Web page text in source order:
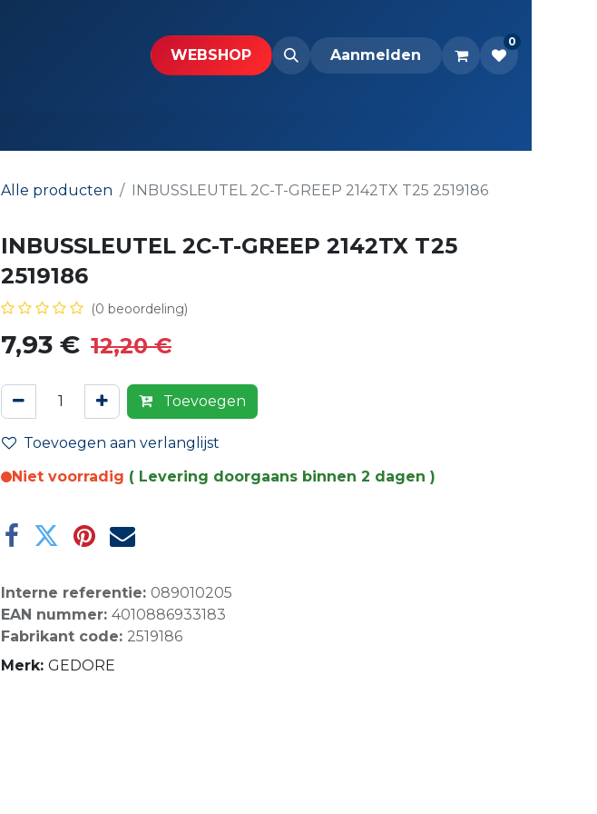
Contact Downloads
WEBS​H​​OP​​ Aanmelden
0
Alle producten INBUSSLEUTEL 2C-T-GREEP 2142TX T25 2519186
INBUSSLEUTEL 2C-T-GREEP 2142TX T25
2519186
(0 beoordeling)
7,93 € 12,20€
Toevoegen
Toevoegen aan verlanglijst
Niet voorradig ( Levering doorgaans binnen 2 dagen )
Interne referentie: 089010205
EAN nummer: 4010886933183
Fabrikant code: 2519186
Merk: GEDORE